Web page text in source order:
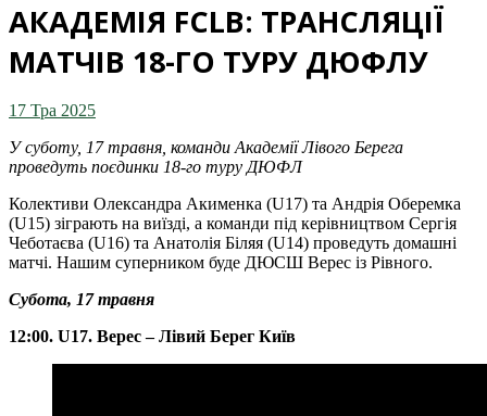
АКАДЕМІЯ FCLB: ТРАНСЛЯЦІЇ
МАТЧІВ 18-ГО ТУРУ ДЮФЛУ
17 Тра 2025
У суботу, 17 травня, команди Академії Лівого Берега
проведуть поєдинки 18-го туру ДЮФЛ
Колективи Олександра Акименка (U17) та Андрія Оберемка
(U15) зіграють на виїзді, а команди під керівництвом Сергія
Чеботаєва (U16) та Анатолія Біляя (U14) проведуть домашні
матчі. Нашим суперником буде ДЮСШ Верес із Рівного.
Субота, 17 травня
12:00. U17. Верес – Лівий Берег Київ